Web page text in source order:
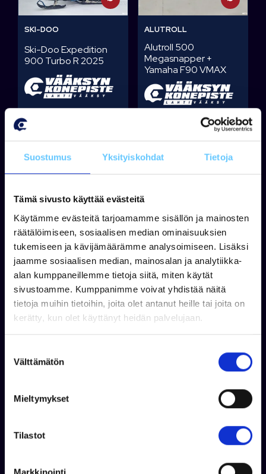
Suostumus Yksityiskohdat Tietoja
Tämä sivusto käyttää evästeitä
Käytämme evästeitä tarjoamamme sisällön ja mainosten
räätälöimiseen, sosiaalisen median ominaisuuksien
tukemiseen ja kävijämäärämme analysoimiseen. Lisäksi
jaamme sosiaalisen median, mainosalan ja analytiikka-
alan kumppaneillemme tietoja siitä, miten käytät
sivustoamme. Kumppanimme voivat yhdistää näitä
tietoja muihin tietoihin, joita olet antanut heille tai joita on
kerätty, kun olet käyttänyt heidän palvelujaan.
Välttämätön
Mieltymykset
Tilastot
SKI-DOO
Ski-Doo Expedition
900 Turbo R 2025
Tarjouspyyntö
ALUTROLL
Alutroll 500
Megasnapper +
Yamaha F90 VMAX
Tarjouspyyntö
Kysy lisää